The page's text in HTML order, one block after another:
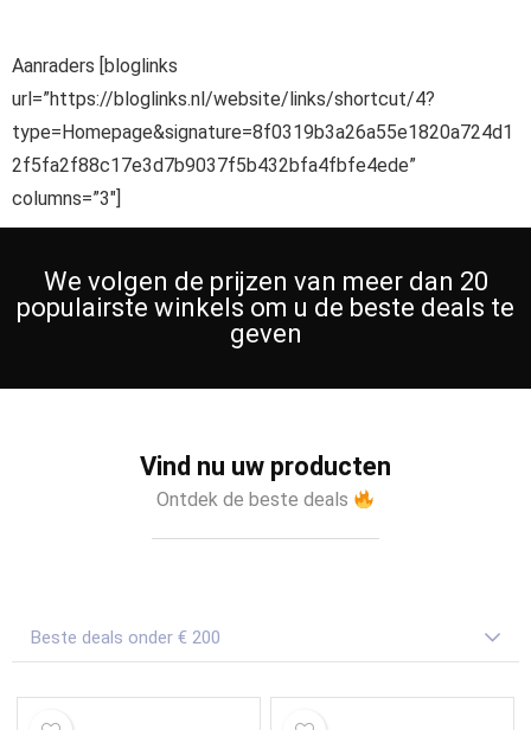
Aanraders [bloglinks
url=”https://bloglinks.nl/website/links/shortcut/4?
type=Homepage&signature=8f0319b3a26a55e1820a724d1
2f5fa2f88c17e3d7b9037f5b432bfa4fbfe4ede”
columns=”3″]
We volgen de prijzen van meer dan 20
populairste winkels om u de beste deals te
geven
Vind nu uw producten
Ontdek de beste deals
Beste deals onder € 200